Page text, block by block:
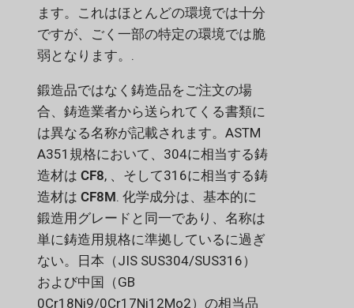
ます。これはほとんどの環境では十分
ですが、ごく一部の特定の環境では脆
弱となります。.
鍛造品ではなく鋳造品をご注文の場
合、鋳造業者から送られてくる書類に
は異なる名称が記載されます。ASTM
A351規格において、304に相当する鋳
造材はCF8, 、そして316に相当する鋳
造材はCF8M . 化学成分は、基本的に
鍛造用グレードと同一であり、名称は
単に鋳造用規格に準拠しているに過ぎ
ない。日本（JIS SUS304/SUS316）
および中国（GB
0Cr18Ni9/0Cr17Ni12Mo2）の相当品